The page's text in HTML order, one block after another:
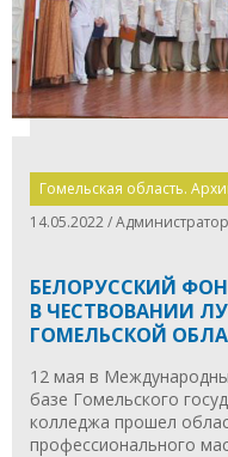
Гомельская область.
14.05.2022 / Администратор
БЕЛОРУССКИЙ
В ЧЕСТВОВАНИИ
ГОМЕЛЬСКОЙ
12 мая в
базе Гомельского
колледжа прошел
профессионального